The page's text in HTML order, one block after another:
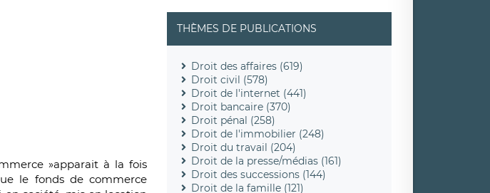
»apparait à la fois
le fonds de commerce
THÈMES DE PUBLICATIONS
Droit des affaires (619)
Droit civil (578)
Droit de l'internet (441)
Droit bancaire (370)
Droit pénal (258)
Droit de l'immobilier (248)
Droit du travail (204)
Droit de la presse/médias (161)
Droit des successions (144)
Droit de la famille (121)